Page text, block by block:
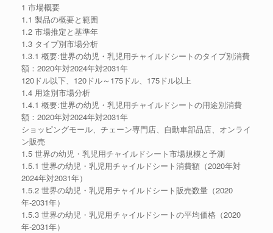
1 市場概要
1.1 製品の概要と範囲
1.2 市場推定と基準年
1.3 タイプ別市場分析
1.3.1 概要:世界の幼児・乳児用チャイルドシートのタイプ別消費
額：2020年対2024年対2031年
120ドル以下、120ドル～175ドル、175ドル以上
1.4 用途別市場分析
1.4.1 概要:世界の幼児・乳児用チャイルドシートの用途別消費
額：2020年対2024年対2031年
ショッピングモール、チェーン専門店、自動車部品店、オンライ
ン販売
1.5 世界の幼児・乳児用チャイルドシート市場規模と予測
1.5.1 世界の幼児・乳児用チャイルドシート消費額（2020年対
2024年対2031年）
1.5.2 世界の幼児・乳児用チャイルドシート販売数量（2020
年-2031年）
1.5.3 世界の幼児・乳児用チャイルドシートの平均価格（2020
年-2031年）